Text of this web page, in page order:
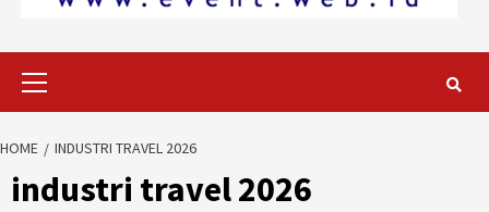
HOME INDUSTRI TRAVEL 2026
industri travel 2026